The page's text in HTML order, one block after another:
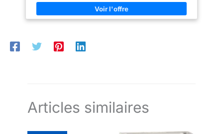
corps – pour un confort optimal
chez les adultes et les enfants.
corps – pour un confort optimal
chez les adultes et les enfants.
Articles similaires